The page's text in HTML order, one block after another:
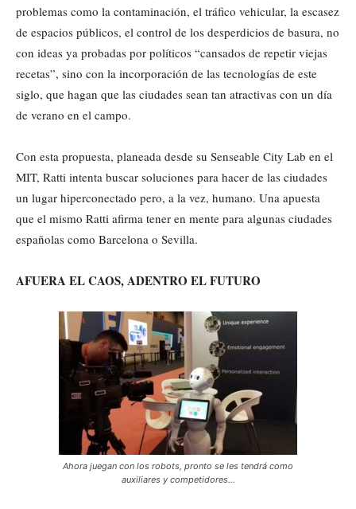
problemas como la contaminación, el tráfico vehicular, la escasez
de espacios públicos, el control de los desperdicios de basura, no
con ideas ya probadas por políticos “cansados de repetir viejas
recetas”, sino con la incorporación de las tecnologías de este
siglo, que hagan que las ciudades sean tan atractivas con un día
de verano en el campo.
Con esta propuesta, planeada desde su Senseable City Lab en el
MIT, Ratti intenta buscar soluciones para hacer de las ciudades
un lugar hiperconectado pero, a la vez, humano. Una apuesta
que el mismo Ratti afirma tener en mente para algunas ciudades
españolas como Barcelona o Sevilla.
AFUERA EL CAOS, ADENTRO EL FUTURO
Ahora juegan con los robots, pronto se les tendrá como
auxiliares y competidores…